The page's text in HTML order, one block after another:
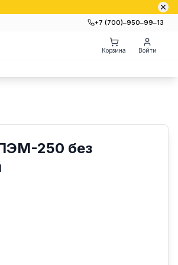
+7 (700)‒950‒99‒13
Корзина Войти
250 без